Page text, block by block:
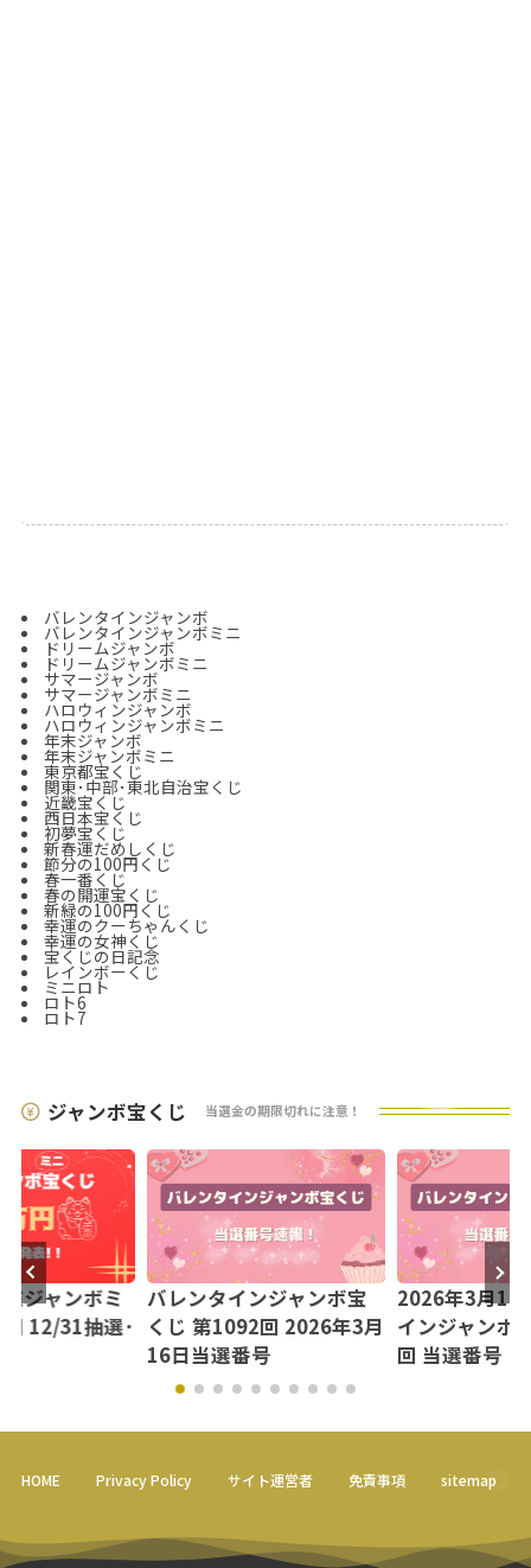
バレンタインジャンボ
バレンタインジャンボミニ
ドリームジャンボ
ドリームジャンボミニ
サマージャンボ
サマージャンボミニ
ハロウィンジャンボ
ハロウィンジャンボミニ
年末ジャンボ
年末ジャンボミニ
東京都宝くじ
関東･中部･東北自治宝くじ
近畿宝くじ
西日本宝くじ
初夢宝くじ
新春運だめしくじ
節分の100円くじ
春一番くじ
春の開運宝くじ
新緑の100円くじ
幸運のクーちゃんくじ
幸運の女神くじ
宝くじの日記念
レインボーくじ
ミニロト
ロト6
ロト7
ジャンボ宝くじ 当選金の期限切れに注意！
ジャンボミ
12/31抽選･
バレンタインジャンボ宝
くじ 第1092回 2026年3月
16日当選番号
2026年3月16
インジャンボ
回 当選番号
HOME Privacy Policy サイト運営者 免責事項 sitemap